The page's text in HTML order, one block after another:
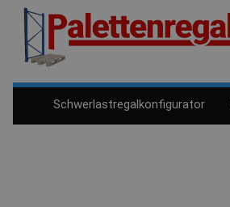
Schwerlastregalkonfigurator